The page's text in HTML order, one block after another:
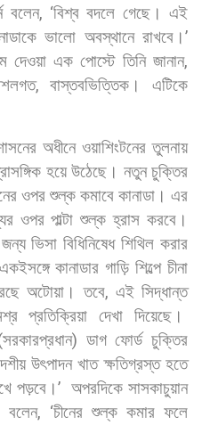
বলেন, ‘বিশ্ব বদলে গেছে। এই
ভালো অবস্থানে রাখবে।’
দেওয়া এক পোস্টে তিনি জানান,
,বাস্তবভিত্তিক।
এটিকে
অধীনে ওয়াশিংটনের তুলনায়
হয়ে উঠেছে। নতুন চুক্তির
ওপর শুল্ক কমাবে কানাডা। এর
ওপর পাল্টা শুল্ক হ্রাস করবে।
জন্য ভিসা বিধিনিষেধ শিথিল করার
একইসঙ্গে কানাডার গাড়ি শিল্পে চীনা
অটোয়া। তবে, এই সিদ্ধান্ত
প্রতিক্রিয়া দেখা
দিয়েছে।
সরকারপ্রধান) ডাগ ফোর্ড চুক্তির
উৎপাদন খাত ক্ষতিগ্রস্ত হতে
পড়বে।’ অপরদিকে সাসকাচুয়ান
বলেন, ‘চীনের শুল্ক কমার ফলে